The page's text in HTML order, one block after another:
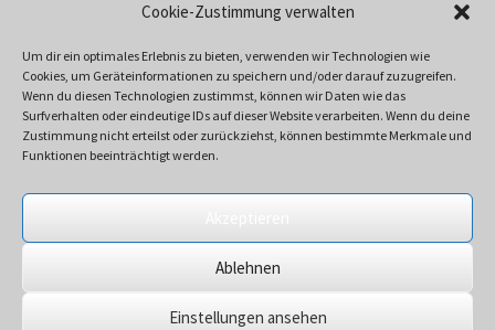
Cookie-Zustimmung verwalten
Um dir ein optimales Erlebnis zu bieten, verwenden wir Technologien wie
Cookies, um Geräteinformationen zu speichern und/oder darauf zuzugreifen.
Wenn du diesen Technologien zustimmst, können wir Daten wie das
Surfverhalten oder eindeutige IDs auf dieser Website verarbeiten. Wenn du deine
Zustimmung nicht erteilst oder zurückziehst, können bestimmte Merkmale und
Funktionen beeinträchtigt werden.
Ablehnen
Einstellungen ansehen
Mit Klicken auf „Senden“ akzeptieren Sie unsere
Datenschutzerklärung